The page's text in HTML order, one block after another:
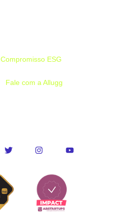
Compromisso ESG
Fale com a Allugg